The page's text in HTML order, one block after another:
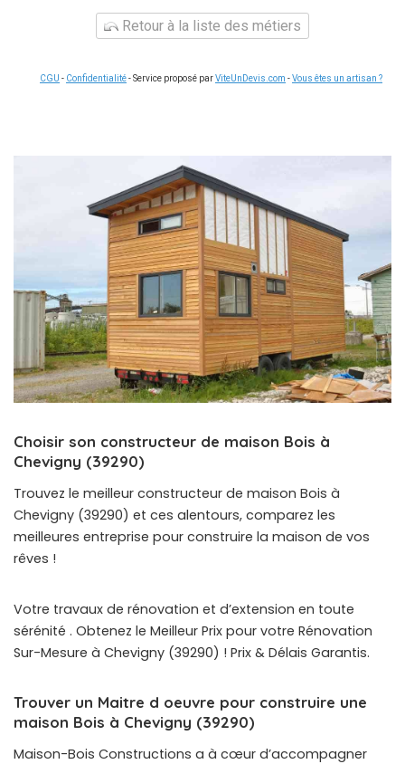
Retour à la liste des métiers
CGU - Confidentialité- Service proposé parViteUnDevis.com -Vous êtes un artisan ?
Choisir son constructeur de maison Bois à
Chevigny (39290)
Trouvez le meilleur constructeur de maison Bois à
Chevigny (39290) et ces alentours, comparez les
meilleures entreprise pour construire la maison de vos
rêves !
Votre travaux de rénovation et d’extension en toute
sérénité . Obtenez le Meilleur Prix pour votre Rénovation
Sur-Mesure à Chevigny (39290) ! Prix & Délais Garantis.
Trouver un Maitre d oeuvre pour construire une
maison Bois à Chevigny (39290)
Maison-Bois Constructions a à cœur d’accompagner